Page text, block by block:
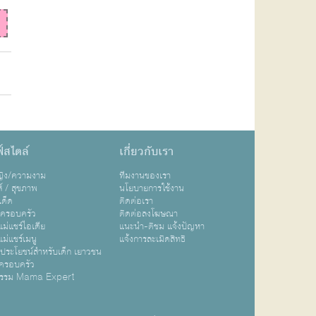
ไตล์
/ความงาม
/ สุขภาพ
ด็ด
รอบครัว
แชร์ไอเดีย
แชร์เมนู
ระโยชน์สำหรับเด็ก เยาวชน
รอบครัว
รม Mama Expert
เกี่ยวกับเรา
ทีมงานของเรา
นโยบายการใช้งาน
ติดต่อเรา
ติดต่อลงโฆษณา
แนะนำ-ติชม แจ้งปัญหา
แจ้งการละเมิดสิทธิ